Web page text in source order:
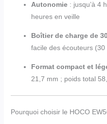
Autonomie: jusqu’à 4
heures en veille
Boîtier de charge de
facile des écouteurs (30
Format compact et
21,7 mm ; poids total
Pourquoi choisir le HOCO